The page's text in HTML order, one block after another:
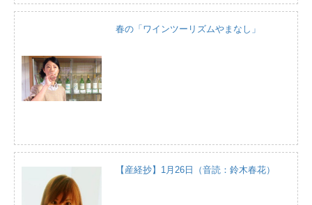
春の「ワインツーリズムやまなし」
【産経抄】1月26日（音読：鈴木春花）